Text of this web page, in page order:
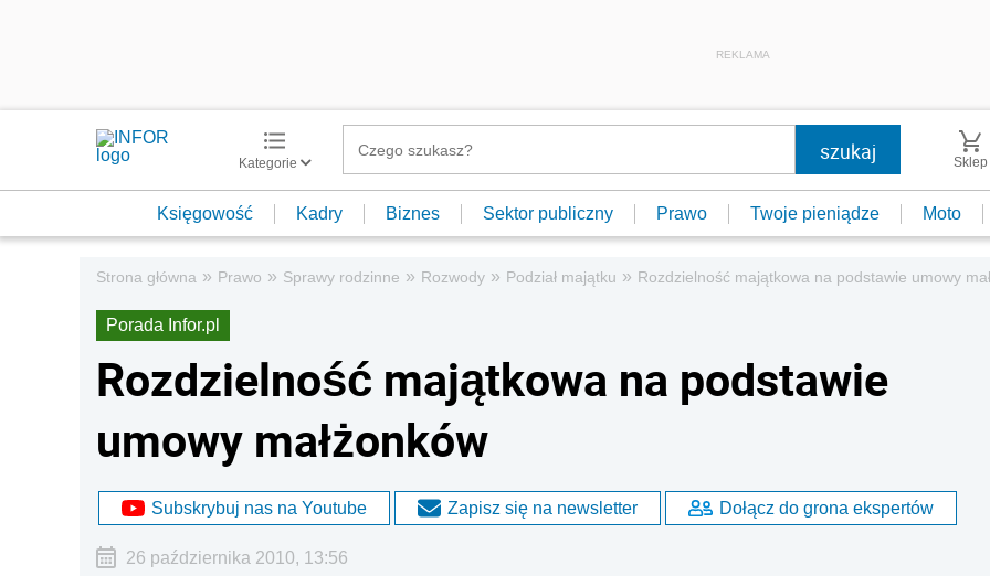
REKLAMA
Kategorie Sklep
Księgowość Kadry Biznes Sektor publiczny Prawo Twoje pieniądze Moto
Strona główna » Prawo » Sprawy rodzinne » Rozwody » Podział majątku » Rozdzielność majątkowa na podstawie umowy
Porada Infor.pl
Rozdzielność majątkowa na podstawie
umowy małżonków
Subskrybuj nas na Youtube Zapisz się na newsletter Dołącz do grona ekspertów
26 października 2010, 13:56